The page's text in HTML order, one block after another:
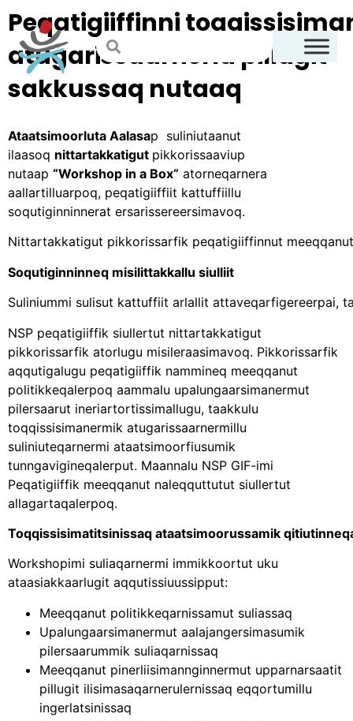
Peqatigiiffinni
atugarissaarnerlu pillugit
sakkussaq nutaaq
Ataatsimoorluta Aalasap suliniutaanut
ilaasoq nittartakkatigut pikkorissaaviup
nutaap “Workshop in a Box” atorneqarnera
aallartilluarpoq, peqatigiiffiit kattuffiillu
soqutiginninnerat ersarissereersimavoq.
Nittartakkatigut pikkorissarfik peqatigiiffinnut
Soqutiginninneq misilittakkallu siulliit
Suliniummi sulisut kattuffiit arlallit attaveqarfigereerpai,
NSP peqatigiiffik siullertut nittartakkatigut
pikkorissarfik atorlugu misileraasimavoq. Pikkorissarfik
aqqutigalugu peqatigiiffik nammineq meeqqanut
politikkeqalerpoq aammalu upalungaarsimanermut
pilersaarut ineriartortissimallugu, taakkulu
toqqissisimanermik atugarissaarnermillu
suliniuteqarnermi ataatsimoorfiusumik
tunngavigineqalerput. Maannalu NSP GIF-imi
Peqatigiiffik meeqqanut naleqquttutut siullertut
allagartaqalerpoq.
Toqqissisimatitsinissaq ataatsimoorussamik
Workshopimi suliaqarnermi immikkoortut uku
ataasiakkaarlugit aqqutissiuussipput:
Meeqqanut politikkeqarnissamut suliassaq
Upalungaarsimanermut aalajangersimasumik
pilersaarummik suliaqarnissaq
Meeqqanut pinerliisimannginnermut upparnarsaatit
pillugit ilisimasaqarnerulernissaq eqqortumillu
ingerlatsinissaq